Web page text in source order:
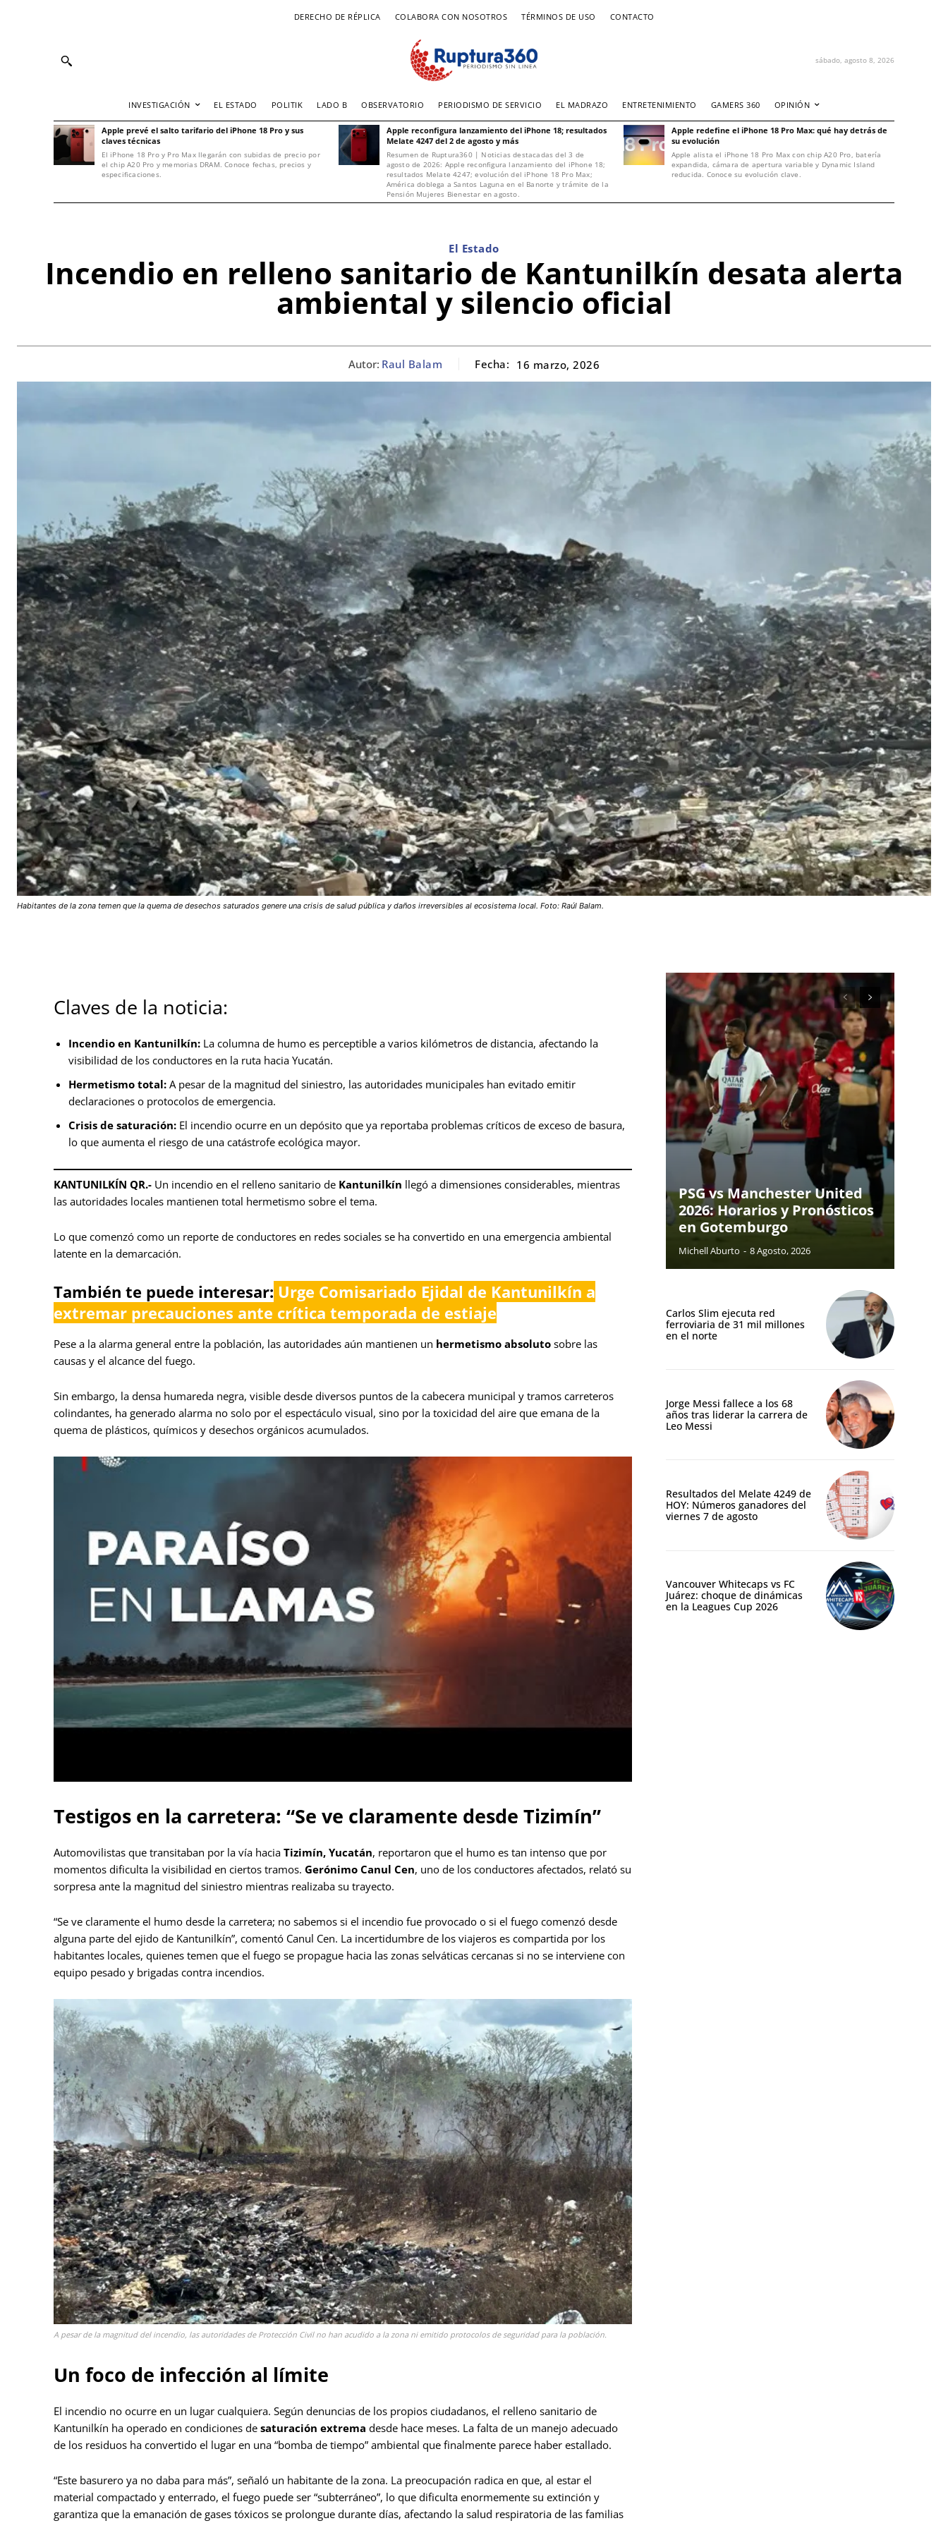
DERECHO DE RÉPLICA COLABORA CON NOSOTROS TÉRMINOS DE USO CONTACTO
sábado, agosto 8, 2026
INVESTIGACIÓN EL ESTADO POLITIK LADO B OBSERVATORIO PERIODISMO DE SERVICIO EL MADRAZO ENTRETENIMIENTO GAMERS 360 OPINIÓN
Apple prevé el salto tarifario del iPhone 18 Pro y sus
claves técnicas
El iPhone 18 Pro y Pro Max llegarán con subidas de precio por
el chip A20 Pro y memorias DRAM. Conoce fechas, precios y
especificaciones.
Apple reconfigura lanzamiento del iPhone 18; resultados
Melate 4247 del 2 de agosto y más
Resumen de Ruptura360 | Noticias destacadas del 3 de
agosto de 2026: Apple reconfigura lanzamiento del iPhone 18;
resultados Melate 4247; evolución del iPhone 18 Pro Max;
América doblega a Santos Laguna en el Banorte y trámite de la
Pensión Mujeres Bienestar en agosto.
Apple redefine el iPhone 18 Pro Max: qué hay detrás de
su evolución
Apple alista el iPhone 18 Pro Max con chip A20 Pro, batería
expandida, cámara de apertura variable y Dynamic Island
reducida. Conoce su evolución clave.
El Estado
Incendio en relleno sanitario de Kantunilkín desata alerta
ambiental y silencio oficial
Autor: Raul Balam Fecha: 16 marzo, 2026
Habitantes de la zona temen que la quema de desechos saturados genere una crisis de salud pública y daños irreversibles al ecosistema local. Foto: Raúl Balam.
Claves de la noticia:
Incendio en Kantunilkín: La columna de humo es perceptible a varios kilómetros de distancia, afectando la
visibilidad de los conductores en la ruta hacia Yucatán.
Hermetismo total: A pesar de la magnitud del siniestro, las autoridades municipales han evitado emitir
declaraciones o protocolos de emergencia.
Crisis de saturación: El incendio ocurre en un depósito que ya reportaba problemas críticos de exceso de basura,
lo que aumenta el riesgo de una catástrofe ecológica mayor.
KANTUNILKÍN QR.- Un incendio en el relleno sanitario de Kantunilkín llegó a dimensiones considerables, mientras
las autoridades locales mantienen total hermetismo sobre el tema.
Lo que comenzó como un reporte de conductores en redes sociales se ha convertido en una emergencia ambiental
latente en la demarcación.
También te puede interesar: Urge Comisariado Ejidal de Kantunilkín a
extremar precauciones ante crítica temporada de estiaje
Pese a la alarma general entre la población, las autoridades aún mantienen un hermetismo absoluto sobre las
causas y el alcance del fuego.
Sin embargo, la densa humareda negra, visible desde diversos puntos de la cabecera municipal y tramos carreteros
colindantes, ha generado alarma no solo por el espectáculo visual, sino por la toxicidad del aire que emana de la
quema de plásticos, químicos y desechos orgánicos acumulados.
Testigos en la carretera: “Se ve claramente desde Tizimín”
Automovilistas que transitaban por la vía hacia Tizimín, Yucatán, reportaron que el humo es tan intenso que por
momentos dificulta la visibilidad en ciertos tramos. Gerónimo Canul Cen, uno de los conductores afectados, relató su
sorpresa ante la magnitud del siniestro mientras realizaba su trayecto.
“Se ve claramente el humo desde la carretera; no sabemos si el incendio fue provocado o si el fuego comenzó desde
alguna parte del ejido de Kantunilkín”, comentó Canul Cen. La incertidumbre de los viajeros es compartida por los
habitantes locales, quienes temen que el fuego se propague hacia las zonas selváticas cercanas si no se interviene con
equipo pesado y brigadas contra incendios.
A pesar de la magnitud del incendio, las autoridades de Protección Civil no han acudido a la zona ni emitido protocolos de seguridad para la población.
Un foco de infección al límite
El incendio no ocurre en un lugar cualquiera. Según denuncias de los propios ciudadanos, el relleno sanitario de
Kantunilkín ha operado en condiciones de saturación extrema desde hace meses. La falta de un manejo adecuado
de los residuos ha convertido el lugar en una “bomba de tiempo” ambiental que finalmente parece haber estallado.
“Este basurero ya no daba para más”, señaló un habitante de la zona. La preocupación radica en que, al estar el
material compactado y enterrado, el fuego puede ser “subterráneo”, lo que dificulta enormemente su extinción y
garantiza que la emanación de gases tóxicos se prolongue durante días, afectando la salud respiratoria de las familias
PSG vs Manchester United
2026: Horarios y Pronósticos
en Gotemburgo
Michell Aburto - 8 Agosto, 2026
Carlos Slim ejecuta red
ferroviaria de 31 mil millones
en el norte
Jorge Messi fallece a los 68
años tras liderar la carrera de
Leo Messi
Resultados del Melate 4249 de
HOY: Números ganadores del
viernes 7 de agosto
Vancouver Whitecaps vs FC
Juárez: choque de dinámicas
en la Leagues Cup 2026